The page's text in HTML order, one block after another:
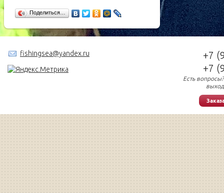
Поделиться…
fishingsea@yandex.ru
+7
+7
Есть